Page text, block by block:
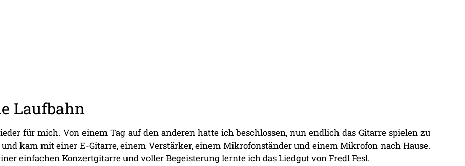
Laufbahn
für mich. Von einem Tag auf den anderen hatte ich beschlossen, nun endlich das Gitarre spielen zu
kam mit einer E-Gitarre, einem Verstärker, einem Mikrofonständer und einem Mikrofon nach Hause.
einfachen Konzertgitarre und voller Begeisterung lernte ich das Liedgut von Fredl Fesl.